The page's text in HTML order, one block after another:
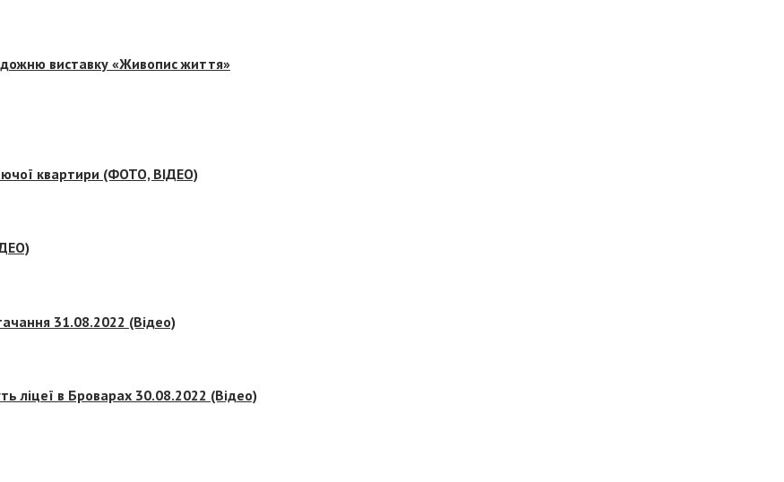
виставку «Живопис життя»
квартири (ФОТО, ВІДЕО)
31.08.2022 (Відео)
ліцеї в Броварах 30.08.2022 (Відео)